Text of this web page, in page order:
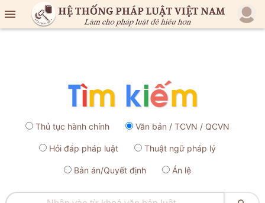

Thủ tục hành chính Văn bản / TCVN / QCVN
Hỏi đáp pháp luật Thuật ngữ pháp lý
Bản án/Quyết định Án lệ